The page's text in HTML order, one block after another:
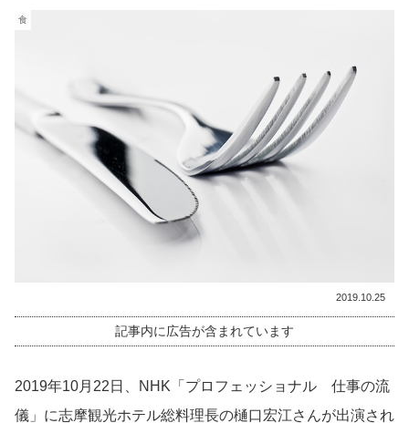
食
2019.10.25
記事内に広告が含まれています
2019年10月22日、NHK「プロフェッショナル 仕事の流
儀」に志摩観光ホテル総料理長の樋口宏江さんが出演され